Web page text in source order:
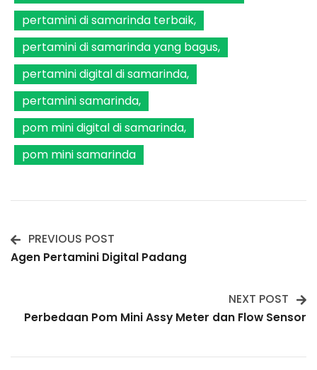
pertamini di samarinda terbaik
pertamini di samarinda yang bagus
pertamini digital di samarinda
pertamini samarinda
pom mini digital di samarinda
pom mini samarinda
Post
PREVIOUS POST
Agen Pertamini Digital Padang
NEXT POST
Perbedaan Pom Mini Assy Meter dan Flow Sensor